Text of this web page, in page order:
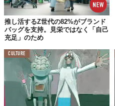
推し活するZ世代の82%がブランド
バッグを支持。見栄ではなく「自己
充足」のため
CULTURE